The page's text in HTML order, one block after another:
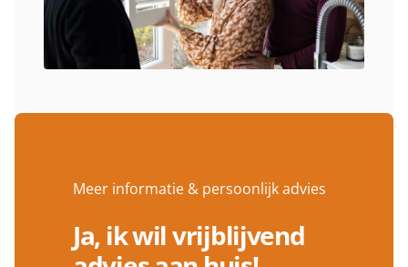
Meer informatie & persoonlijk advies
Ja, ik wil vrijblijvend